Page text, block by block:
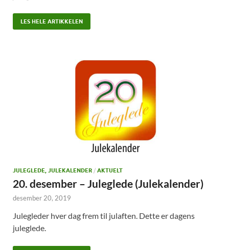
LES HELE ARTIKKELEN
JULEGLEDE, JULEKALENDER / AKTUELT
20. desember – Juleglede (Julekalender)
desember 20, 2019
Julegleder hver dag frem til julaften. Dette er dagens
juleglede.